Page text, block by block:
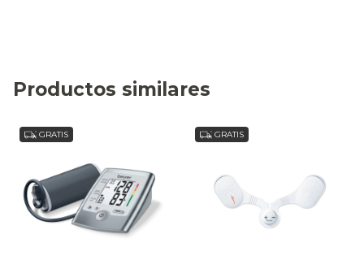
Productos similares
GRATIS GRATIS